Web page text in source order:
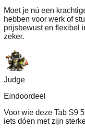
Moet je nú een
hebben voor werk of
prijsbewust en flexibel
zeker.
Judge
Eindoordeel
Voor wie deze Tab S9
iets dóen met zijn